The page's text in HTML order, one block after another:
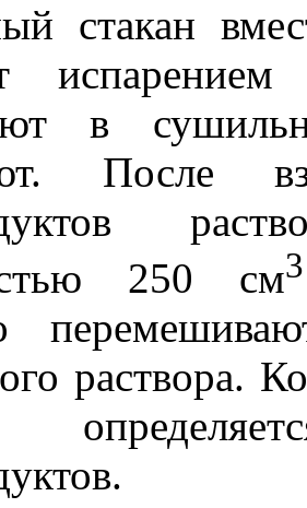
стакан
в
После
250 см3
раствора.